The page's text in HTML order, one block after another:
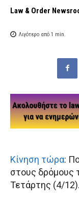
Law & Order
Λιγότερο από 1 min.
Κίνηση τώρα:
στους δρόμους
Τετάρτης (4/12).